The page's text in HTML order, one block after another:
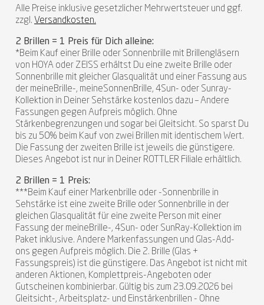
Alle Preise inklusive gesetzlicher Mehrwertsteuer und ggf.
zzgl. Versandkosten.
2 Brillen = 1 Preis für Dich alleine:
*Beim Kauf einer Brille oder Sonnenbrille mit Brillengläsern
von HOYA oder ZEISS erhältst Du eine zweite Brille oder
Sonnenbrille mit gleicher Glasqualität und einer Fassung aus
der meineBrille-, meineSonnenBrille, 4Sun- oder Sunray-
Kollektion in Deiner Sehstärke kostenlos dazu – Andere
Fassungen gegen Aufpreis möglich. Ohne
Stärkenbegrenzungen und sogar bei Gleitsicht. So sparst Du
bis zu 50% beim Kauf von zwei Brillen mit identischem Wert.
Die Fassung der zweiten Brille ist jeweils die günstigere.
Dieses Angebot ist nur in Deiner ROTTLER Filiale erhältlich.
2 Brillen = 1 Preis:
***Beim Kauf einer Markenbrille oder -Sonnenbrille in
Sehstärke ist eine zweite Brille oder Sonnenbrille in der
gleichen Glasqualität für eine zweite Person mit einer
Fassung der meineBrille-, 4Sun- oder SunRay-Kollektion im
Paket inklusive. Andere Markenfassungen und Glas-Add-
ons gegen Aufpreis möglich. Die 2. Brille (Glas +
Fassungspreis) ist die günstigere. Das Angebot ist nicht mit
anderen Aktionen, Komplettpreis-Angeboten oder
Gutscheinen kombinierbar. Gültig bis zum 23.09.2026 bei
Gleitsicht-, Arbeitsplatz- und Einstärkenbrillen - Ohne